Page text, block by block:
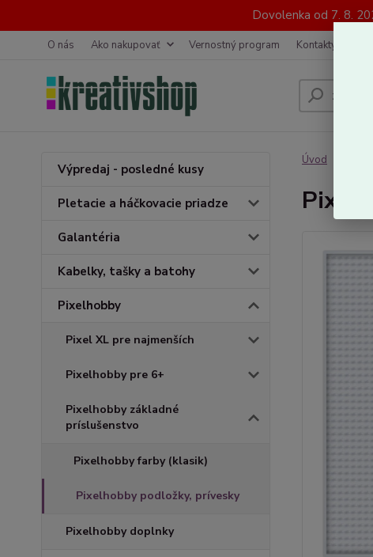
Dovolenka od 7. 8.
O nás Ako nakupovať Vernostný program Kontakty
Výpredaj - posledné kusy
Pletacie a háčkovacie priadze
Galantéria
Kabelky, tašky a batohy
Pixelhobby
Pixel XL pre najmenších
Pixelhobby pre 6+
Pixelhobby základné
príslušenstvo
Pixelhobby farby (klasik)
Pixelhobby podložky, prívesky
Pixelhobby doplnky
Úvod